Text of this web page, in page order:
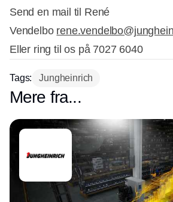
Send en mail til René
Vendelbo
Eller ring til os på 7027 6040
Tags: Jungheinrich
Mere fra...